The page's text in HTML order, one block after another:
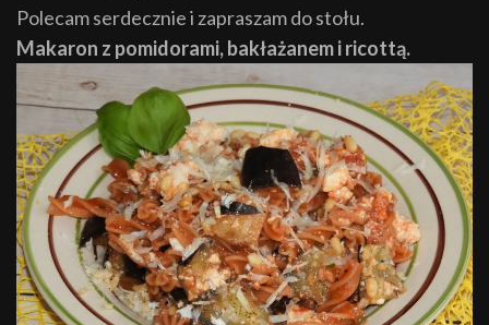
Polecam serdecznie i zapraszam do stołu.
Makaron z pomidorami, bakłażanem i ricottą.